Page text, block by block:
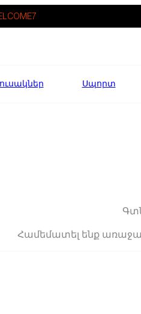
Սպորտ
Համեմատել ենք